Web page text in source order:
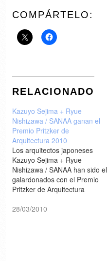
COMPÁRTELO:
RELACIONADO
Kazuyo Sejima + Ryue
Nishizawa / SANAA ganan el
Premio Pritzker de
Arquitectura 2010
Los arquitectos japoneses
Kazuyo Sejima + Ryue
Nishizawa / SANAA han sido el
galardonados con el Premio
Pritzker de Arquitectura
Architectural Record /
28/03/2010